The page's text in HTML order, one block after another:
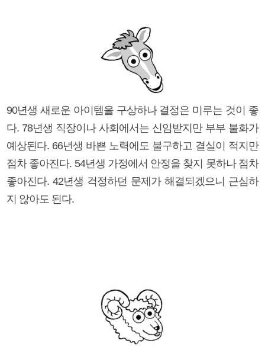
90년생 새로운 아이템을 구상하나 결정은 미루는 것이 좋
다. 78년생 직장이나 사회에서는 신임받지만 부부 불화가
예상된다. 66년생 바쁜 노력에도 불구하고 결실이 적지만
점차 좋아진다. 54년생 가정에서 안정을 찾지 못하나 점차
좋아진다. 42년생 걱정하던 문제가 해결되겠으니 근심하
지 않아도 된다.